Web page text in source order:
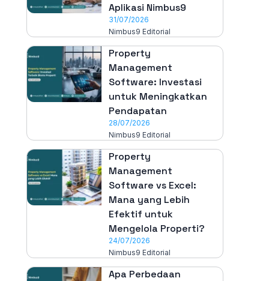
Aplikasi Nimbus9
31/07/2026
Nimbus9 Editorial
Property
Management
Software: Investasi
untuk Meningkatkan
Pendapatan
28/07/2026
Nimbus9 Editorial
Property
Management
Software vs Excel:
Mana yang Lebih
Efektif untuk
Mengelola Properti?
24/07/2026
Nimbus9 Editorial
Apa Perbedaan